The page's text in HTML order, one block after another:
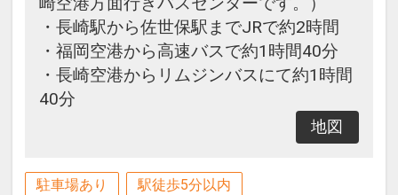
・長崎駅から佐世保駅までJRで約2時間
・福岡空港から高速バスで約1時間40分
・長崎空港からリムジンバスにて約1時間
40分
地図
駐車場あり 駅徒歩5分以内